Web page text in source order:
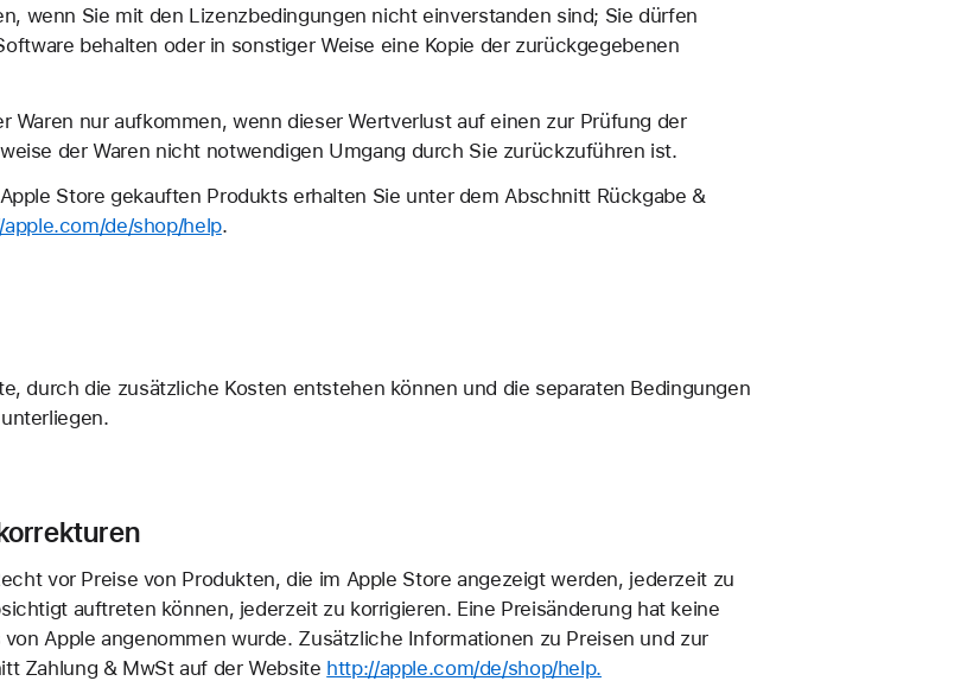
wenn Sie mit den Lizenzbedingungen nicht einverstanden sind; Sie dürfen
behalten oder in sonstiger Weise eine Kopie der zurückgegebenen
Waren nur aufkommen, wenn dieser Wertverlust auf einen zur Prüfung der
der Waren nicht notwendigen Umgang durch Sie zurückzuführen ist.
Store gekauften Produkts erhalten Sie unter dem Abschnitt Rückgabe &
de/shop/help.
durch die zusätzliche Kosten entstehen können und die separaten Bedingungen
vor Preise von Produkten, die im Apple Store angezeigt werden, jederzeit zu
auftreten können, jederzeit zu korrigieren. Eine Preisänderung hat keine
Apple angenommen wurde. Zusätzliche Informationen zu Preisen und zur
Zahlung & MwSt auf der Website http://apple.com/de/shop/help.